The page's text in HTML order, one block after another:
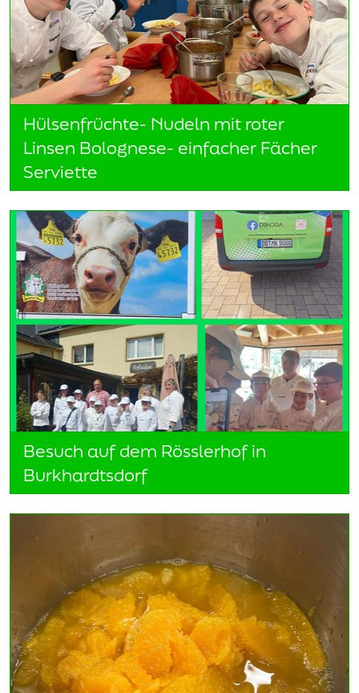
Hülsenfrüchte- Nudeln mit roter
Linsen Bolognese- einfacher Fächer
Serviette
Besuch auf dem Rösslerhof in
Burkhardtsdorf